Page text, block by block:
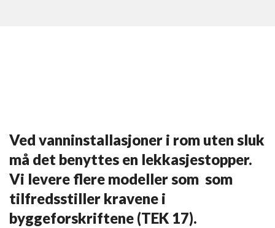
Ved vanninstallasjoner i rom uten sluk
må det benyttes en lekkasjestopper.
Vi levere flere modeller som som
tilfredsstiller kravene i
byggeforskriftene (TEK 17).